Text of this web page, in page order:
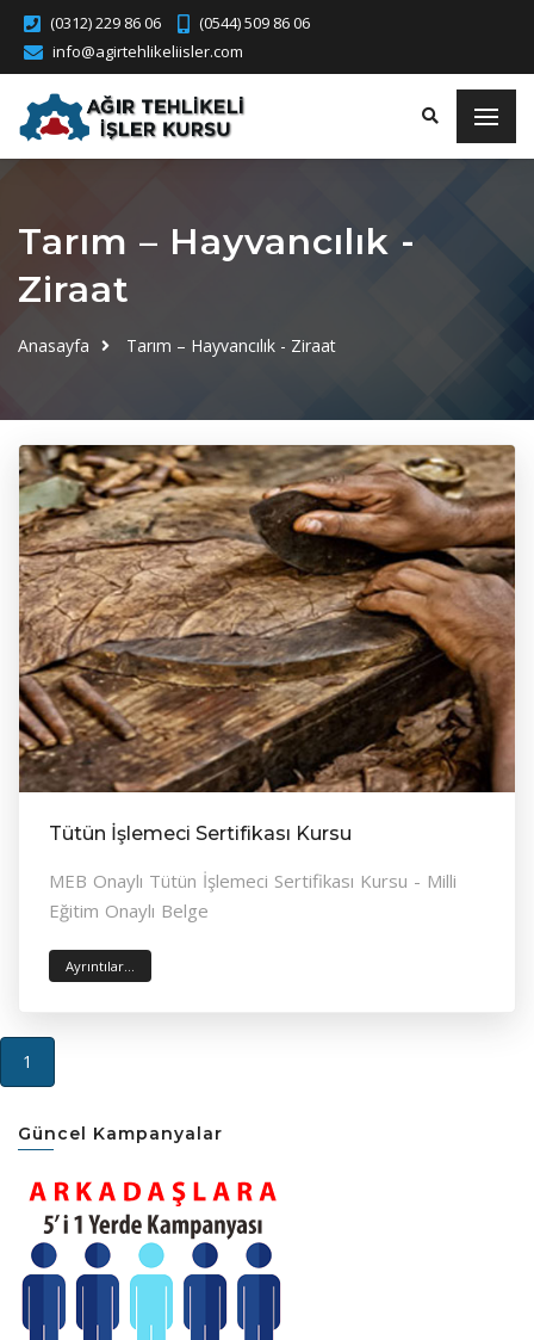
(0312) 229 86 06
(0544) 509 86 06
info@agirtehlikeliisler.com
Tarım – Hayvancılık -
Ziraat
Anasayfa Tarım – Hayvancılık - Ziraat
Tütün İşlemeci Sertifikası Kursu
MEB Onaylı Tütün İşlemeci Sertifikası Kursu - Milli
Eğitim Onaylı Belge
Ayrıntılar...
1
Güncel Kampanyalar